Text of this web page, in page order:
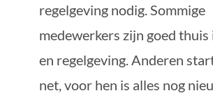
regelgeving nodig. Sommige
medewerkers zijn goed thuis
en regelgeving. Anderen
net, voor hen is alles nog